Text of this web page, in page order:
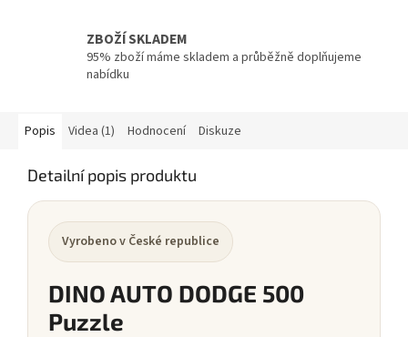
ZBOŽÍ SKLADEM
95% zboží máme skladem a průběžně doplňujeme
nabídku
Popis Videa (1) Hodnocení Diskuze
Detailní popis produktu
Vyrobeno v České republice
DINO AUTO DODGE 500
Puzzle